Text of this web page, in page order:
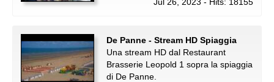
De Panne - Stream HD Spiaggia
Una stream HD dal Restaurant
Brasserie Leopold 1 sopra la spiaggia
di De Panne.